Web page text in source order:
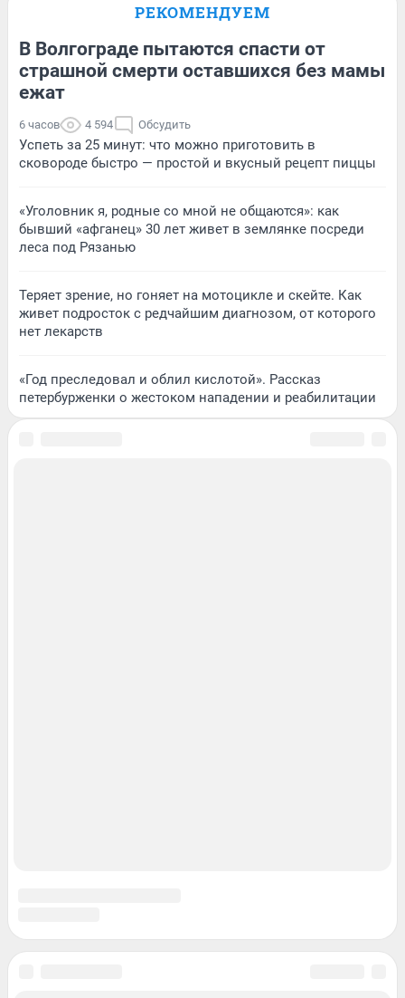
РЕКОМЕНДУЕМ
В Волгограде пытаются спасти от
страшной смерти оставшихся без мамы
ежат
6 часов 4 594 Обсудить
Успеть за 25 минут: что можно приготовить в
сковороде быстро — простой и вкусный рецепт пиццы
«Уголовник я, родные со мной не общаются»: как
бывший «афганец» 30 лет живет в землянке посреди
леса под Рязанью
Теряет зрение, но гоняет на мотоцикле и скейте. Как
живет подросток с редчайшим диагнозом, от которого
нет лекарств
«Год преследовал и облил кислотой». Рассказ
петербурженки о жестоком нападении и реабилитации